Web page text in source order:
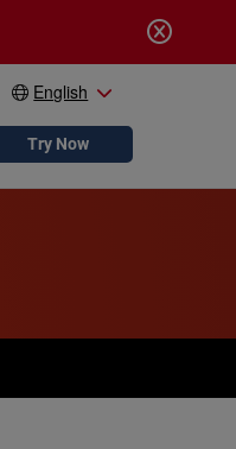
English
Try Now